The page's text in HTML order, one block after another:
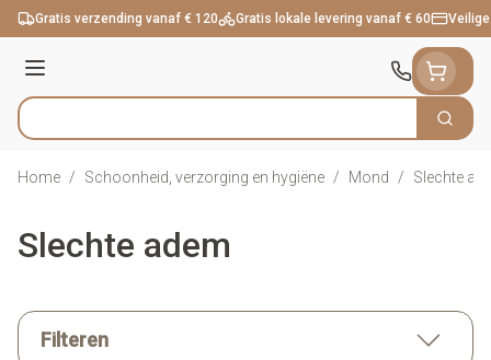
Ga naar de inhoud
Gratis verzending vanaf € 120 Gratis lokale levering vanaf € 60
Menu
Product, merk, categorie... Zoek
Home / Schoonheid, verzorging en hygiëne / Mond / Slechte
Slechte adem
Filteren